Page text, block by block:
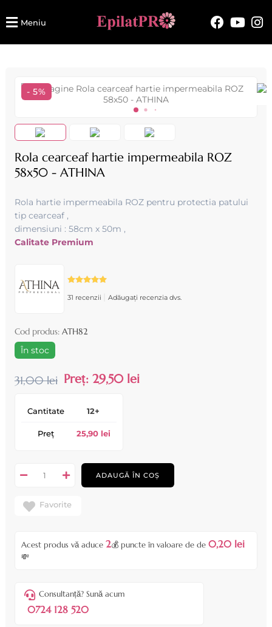
Meniu
- 5%
Rola cearceaf hartie impermeabila ROZ
58x50 - ATHINA
Rola hartie impermeabila ROZ pentru protectia patului
tip cearceaf ,
dimensiuni : 58cm x 50m ,
Calitate Premium
31 recenzii Adăugați recenzia dvs.
Cod produs: ATH82
În stoc
31,00 lei Preț: 29,50 lei
Cantitate 12+
Preț 25,90 lei
ADAUGĂ ÎN COȘ
Favorite
Acest produs vă aduce 2💰 puncte în valoare de de 0,20 lei
💸
Consultanță? Sună acum
0724 128 520